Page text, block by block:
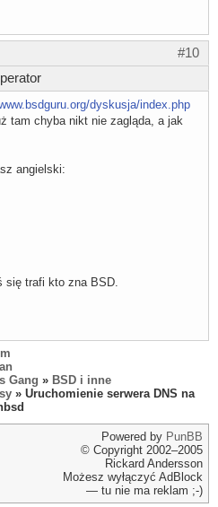
#10
dyskusja/index.php
tam chyba nikt nie zagląda, a jak
angielski:
się trafi kto zna BSD.
Gang » BSD i inne
» Uruchomienie serwera DNS na
Powered by PunBB
© Copyright 2002–2005
Rickard Andersson
Możesz wyłączyć AdBlock
— tu nie ma reklam ;-)